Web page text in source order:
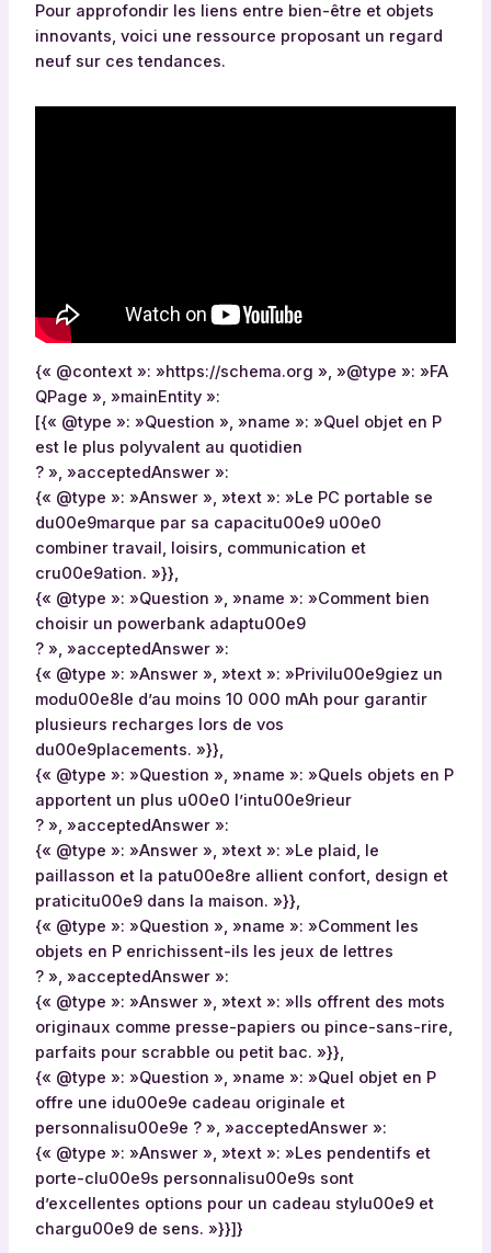
Pour approfondir les liens entre bien-être et objets
innovants, voici une ressource proposant un regard
neuf sur ces tendances.
{« @context »: »https://schema.org », »@type »: »FA
QPage », »mainEntity »:
[{« @type »: »Question », »name »: »Quel objet en P
est le plus polyvalent au quotidien
? », »acceptedAnswer »:
{« @type »: »Answer », »text »: »Le PC portable se
du00e9marque par sa capacitu00e9 u00e0
combiner travail, loisirs, communication et
cru00e9ation. »}},
{« @type »: »Question », »name »: »Comment bien
choisir un powerbank adaptu00e9
? », »acceptedAnswer »:
{« @type »: »Answer », »text »: »Privilu00e9giez un
modu00e8le d’au moins 10 000 mAh pour garantir
plusieurs recharges lors de vos
du00e9placements. »}},
{« @type »: »Question », »name »: »Quels objets en P
apportent un plus u00e0 l’intu00e9rieur
? », »acceptedAnswer »:
{« @type »: »Answer », »text »: »Le plaid, le
paillasson et la patu00e8re allient confort, design et
praticitu00e9 dans la maison. »}},
{« @type »: »Question », »name »: »Comment les
objets en P enrichissent-ils les jeux de lettres
? », »acceptedAnswer »:
{« @type »: »Answer », »text »: »Ils offrent des mots
originaux comme presse-papiers ou pince-sans-rire,
parfaits pour scrabble ou petit bac. »}},
{« @type »: »Question », »name »: »Quel objet en P
offre une idu00e9e cadeau originale et
personnalisu00e9e ? », »acceptedAnswer »:
{« @type »: »Answer », »text »: »Les pendentifs et
porte-clu00e9s personnalisu00e9s sont
d’excellentes options pour un cadeau stylu00e9 et
chargu00e9 de sens. »}}]}